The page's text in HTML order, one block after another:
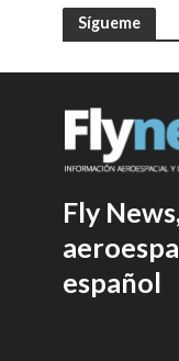
Sígueme
Fly
español